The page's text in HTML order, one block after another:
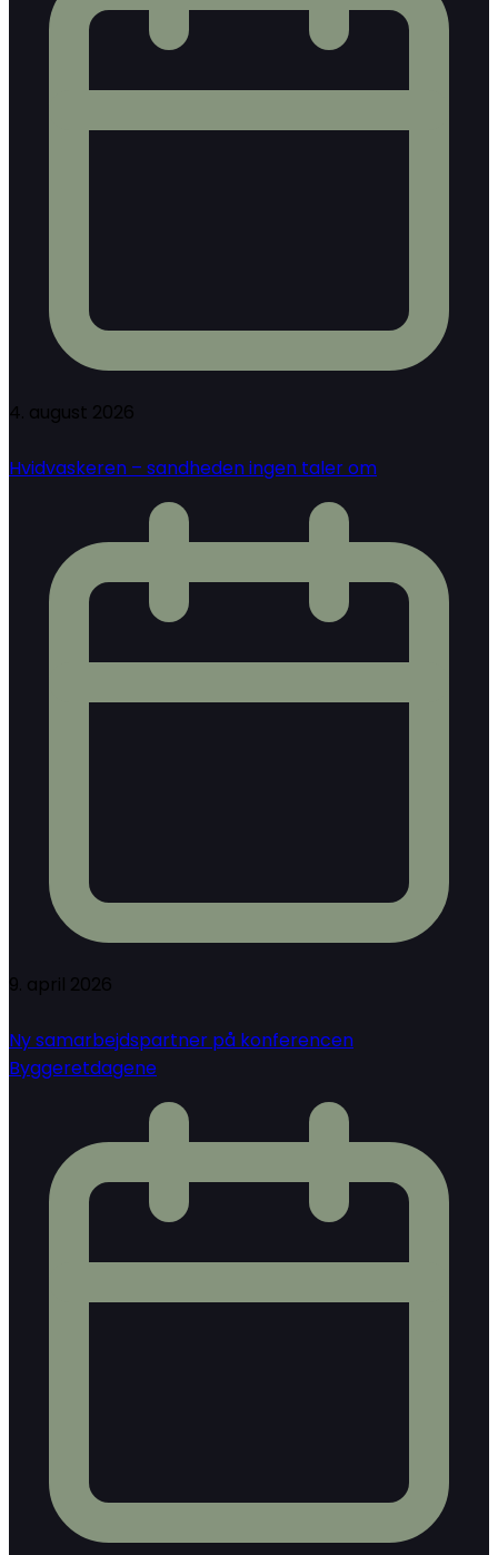
4. august 2026
Hvidvaskeren – sandheden ingen taler om
9. april 2026
Ny samarbejdspartner på konferencen
Byggeretdagene